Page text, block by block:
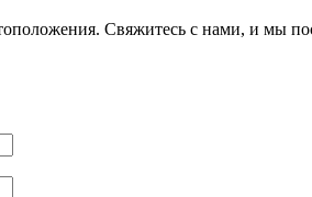
Свяжитесь с нами, и мы